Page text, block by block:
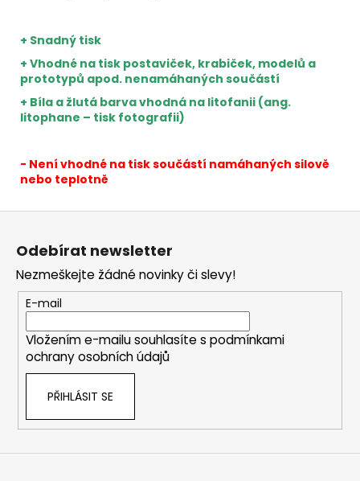
+ Snadný tisk
+ Vhodné na tisk postaviček, krabiček, modelů a
prototypů apod. nenamáhaných součástí
+ Bíla a žlutá barva vhodná na litofanii (ang.
litophane – tisk fotografii)
- Není vhodné na tisk součástí namáhaných silově
nebo teplotně
Odebírat newsletter
Nezmeškejte žádné novinky či slevy!
E-mail
Vložením e-mailu souhlasíte s podmínkami
ochrany osobních údajů
PŘIHLÁSIT SE